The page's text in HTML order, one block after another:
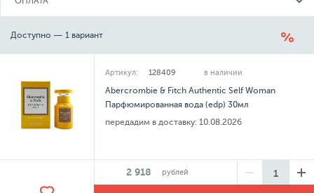
Доступно — 1 вариант
Артикул: 128409 в наличии
Abercrombie & Fitch Authentic Self Woman
Парфюмированная вода (edp) 30мл
передадим в доставку: 10.08.2026
2 918 рублей